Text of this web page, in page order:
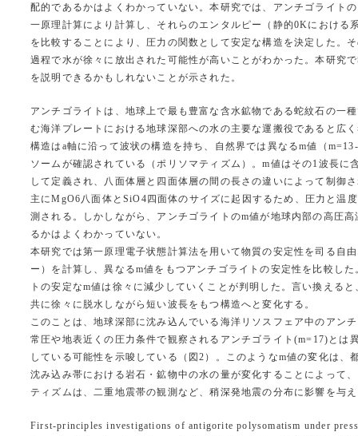
配的であるかはよくわかっていない。本研究では、アンチゴライト
一原理計算により計算し、それらのエンタルピー（静的0Kにおける
を比較することにより、圧力の関数として安定な構造を決定した。
過程で水が徐々に放出された可能性が高いことがわかった。本研究
を説明できるかもしれないことが示された。
アンチゴライトは、地球上で最も豊富な含水鉱物である蛇紋石の一
む海洋プレートにおける地球深部への水の主要な運搬役であると広
構造はa軸に沿って波状の構造を持ち、自然界では異なるm値（
ソームが確認されている（ポリソマティズム）。m値はその1波長に
して定義され、八面体層と四面体層の間の長さの違いによって制御
主にMgO6八面体とSiO4四面体のサイズに起因するため、圧力と温
測される。しかしながら、アンチゴライトのm値が地球内部の高圧
るかはよくわかっていない。
本研究では第一原理電子状態計算法を用いて物質の安定性を司る自
ー）を計算し、異なるm値をもつアンチゴライトの安定性を比較し
トの安定なm値は徐々に減少していくことが判明した。言い換える
共に徐々に脱水しながら短い波長をもつ構造へと変化する。
このことは、地球深部に沈み込んでいる海洋リソスフェア中のアン
常圧や地表近くの圧力条件で観察されるアンチゴライト(m=17)とは
している可能性を示唆している（図2）。このようなm値の変化は、
沈み込み帯における岩石・鉱物中の水の量が変化することによって
ティズムは、二重地震帯の観測など、稍深発地震の分布に影響を与
First-principles investigations of antigorite polysomatism under